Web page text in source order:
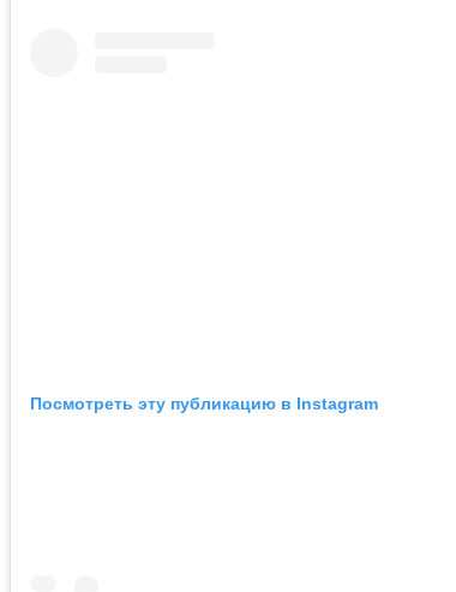
Посмотреть эту публикацию в Instagram